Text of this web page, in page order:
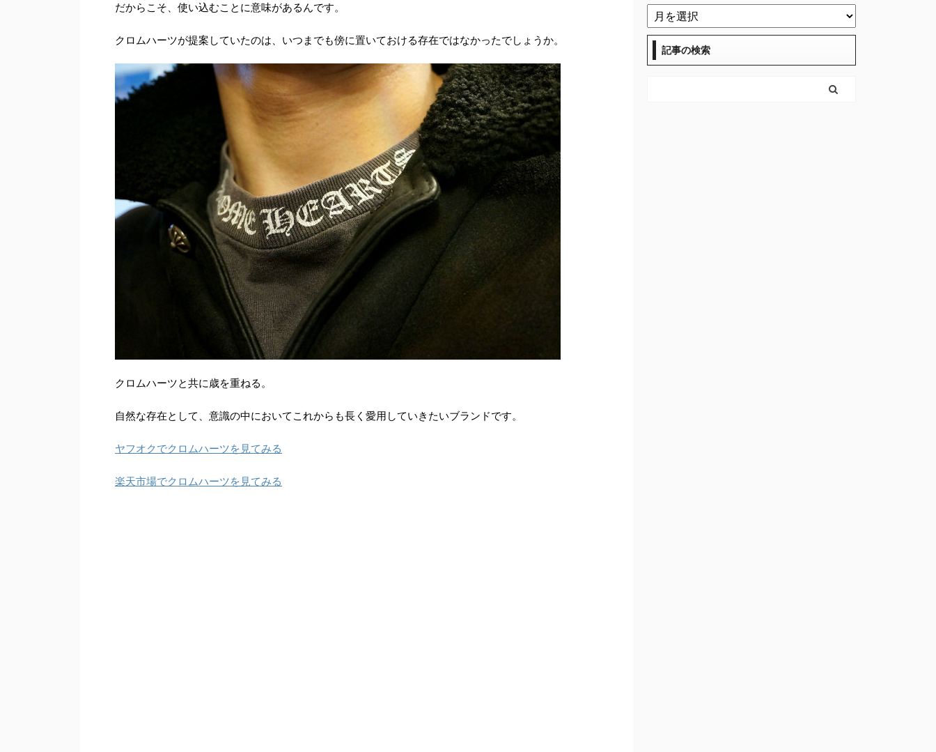
だからこそ、使い込むことに意味があるんです。
クロムハーツが提案していたのは、いつまでも傍に置いておける存在ではなかったでしょうか。
クロムハーツと共に歳を重ねる。
自然な存在として、意識の中においてこれからも長く愛用していきたいブランドです。
ヤフオクでクロムハーツを見てみる
楽天市場でクロムハーツを見てみる
記事の検索